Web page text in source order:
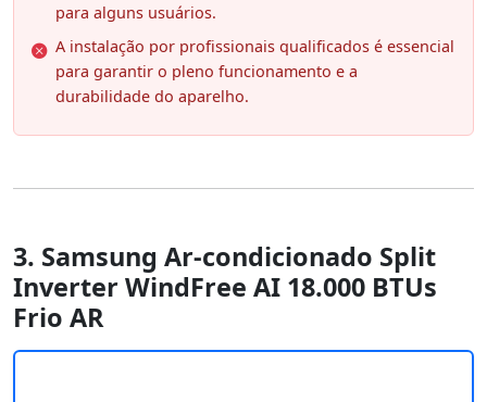
para alguns usuários.
A instalação por profissionais qualificados é essencial
para garantir o pleno funcionamento e a
durabilidade do aparelho.
3. Samsung Ar-condicionado Split
Inverter WindFree AI 18.000 BTUs
Frio AR